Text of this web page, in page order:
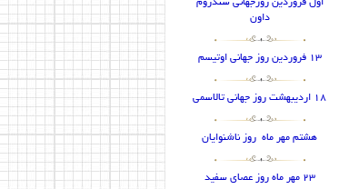
اول فروردین روزجهانی سندروم
داون
13 فروردین روز جهانی اوتیسم
18 اردیبهشت روز جهانی تالاسمی
هشتم مهر ماه روز ناشنوایان
23 مهر ماه روز عصای سفید